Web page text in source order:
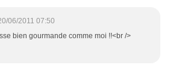
06/2011 07:50
bien gourmande comme moi !!<br />